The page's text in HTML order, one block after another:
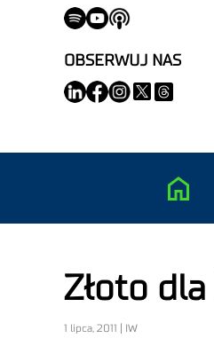
OBSERWUJ NAS
Złoto
1 lipca, 2011 | IW